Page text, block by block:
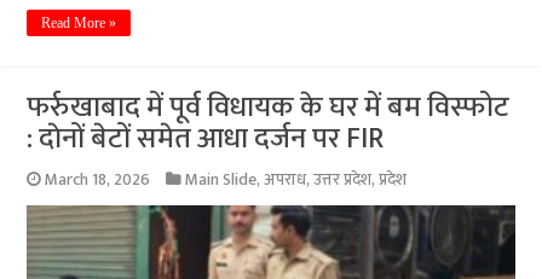
Read More »
फर्रुखाबाद में पूर्व विधायक के घर में बम विस्फोट
: दाेनाें बेटों समेत आधा दर्जन पर FIR
March 18, 2026 Main Slide,अपराध,उत्तर प्रदेश,प्रदेश